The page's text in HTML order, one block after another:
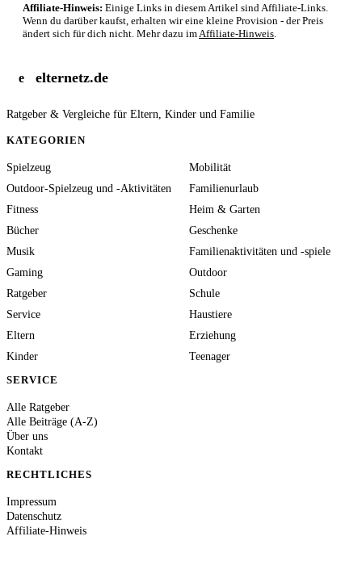
Affiliate-Hinweis: Einige Links in diesem Artikel sind Affiliate-Links.
Wenn du darüber kaufst, erhalten wir eine kleine Provision - der Preis
ändert sich für dich nicht. Mehr dazu im Affiliate-Hinweis
e elternetz.de
Ratgeber & Vergleiche für Eltern, Kinder und Familie
KATEGORIEN
Spielzeug
Mobilität
Outdoor-Spielzeug und -Aktivitäten
Familienurlaub
Fitness
Heim & Garten
Bücher
Geschenke
Musik
Familienaktivitäten und -spiele
Gaming
Outdoor
Ratgeber
Schule
Service
Haustiere
Eltern
Erziehung
Kinder
Teenager
SERVICE
Alle Ratgeber
Alle Beiträge (A-Z)
Über uns
Kontakt
RECHTLICHES
Impressum
Datenschutz
Affiliate-Hinweis